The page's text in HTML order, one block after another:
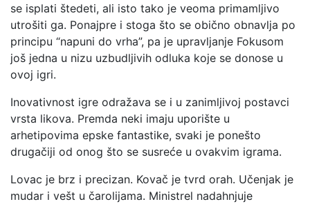
se isplati štedeti, ali isto tako je veoma primamljivo
utrošiti ga. Ponajpre i stoga što se obično obnavlja po
principu “napuni do vrha”, pa je upravljanje Fokusom
još jedna u nizu uzbudljivih odluka koje se donose u
ovoj igri.
Inovativnost igre odražava se i u zanimljivoj postavci
vrsta likova. Premda neki imaju uporište u
arhetipovima epske fantastike, svaki je ponešto
drugačiji od onog što se susreće u ovakvim igrama.
Lovac je brz i precizan. Kovač je tvrd orah. Učenjak je
mudar i vešt u čarolijama. Ministrel nadahnjuje